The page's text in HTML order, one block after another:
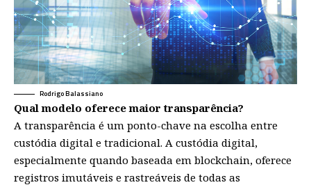
Rodrigo Balassiano
Qual modelo oferece maior transparência?
A transparência é um ponto-chave na escolha entre
custódia digital e tradicional. A custódia digital,
especialmente quando baseada em blockchain, oferece
registros imutáveis e rastreáveis de todas as